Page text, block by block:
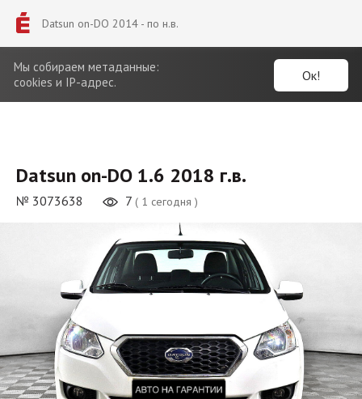
Datsun on-DO 2014 - по н.в.
Мы собираем метаданные:
cookies и IP-адрес.
Ок!
Datsun on-DO 1.6 2018 г.в.
№ 3073638 7 ( 1 сегодня )